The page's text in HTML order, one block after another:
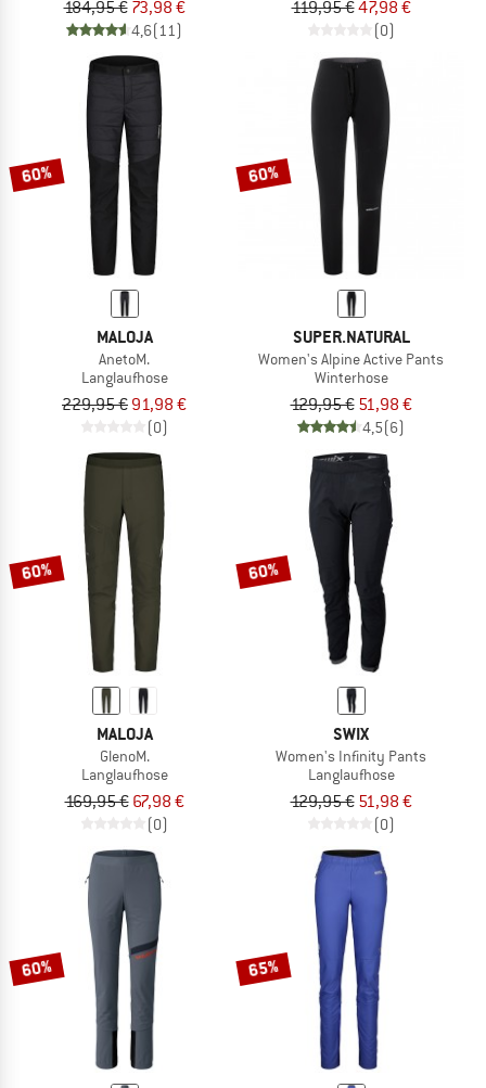
184,95 € 73,98 €
4,6(11)
119,95 €47,98 €
(0)
60%
MALOJA
AnetoM.
Langlaufhose
229,95 € 91,98 €
(0)
60%
SUPER.NATURAL
Women's Alpine Active Pants
Winterhose
129,95 € 51,98 €
4,5(6)
60%
MALOJA
GlenoM.
Langlaufhose
169,95 € 67,98 €
(0)
60%
SWIX
Women's Infinity Pants
Langlaufhose
129,95 € 51,98 €
(0)
60% 65%